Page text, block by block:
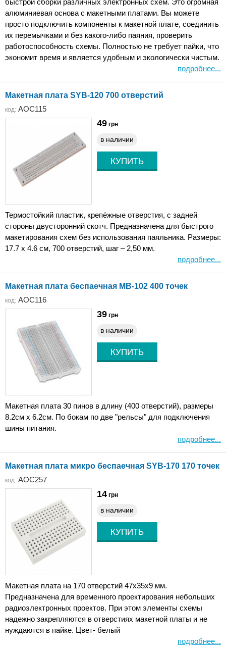
быстрой сборки различных электронных схем. Это огромная
алюминиевая основа с макетными платами. Вы можете
просто подключить компоненты к макетной плате, соединить
их перемычками и без какого-либо паяния, проверить
работоспособность схемы. Полностью не требует пайки, что
экономит время и является удобным и экологически чистым.
подробнее...
Макетная плата SYB-120 700 отверстий
код: AOC115
49 грн
в наличии
Термостойкий пластик, крепёжные отверстия, с задней
стороны двусторонний скотч. Предназначена для быстрого
макетирования схем без использования паяльника. Размеры:
17.7 x 4.6 см, 700 отверстий, шаг – 2,50 мм.
подробнее...
Макетная плата беспаечная MB-102 400 точек
код: AOC116
39 грн
в наличии
Макетная плата 30 пинов в длину (400 отверстий), размеры
8.2см x 6.2см. По бокам по две "рельсы" для подключения
шины питания.
подробнее...
Макетная плата микро беспаечная SYB-170 170 точек
код: AOC257
14 грн
в наличии
Макетная плата на 170 отверстий 47x35х9 мм.
Предназначена для временного проектирования небольших
радиоэлектронных проектов. При этом элементы схемы
надежно закрепляются в отверстиях макетной платы и не
нуждаются в пайке. Цвет- белый
подробнее...